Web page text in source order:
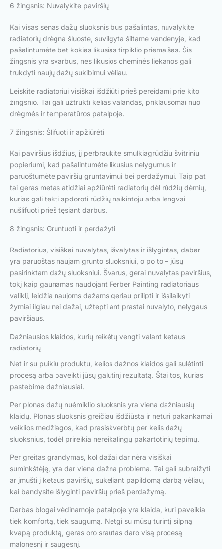
6 žingsnis: Nuvalykite paviršių
Kai visas senas dažų sluoksnis bus pašalintas, nuvalykite
radiatorių drėgna šluoste, suvilgyta šiltame vandenyje, kad
pašalintumėte bet kokias likusias tirpiklio priemaišas. Šis
žingsnis yra svarbus, nes likusios cheminės liekanos gali
trukdyti naujų dažų sukibimui vėliau.
Leiskite radiatoriui visiškai išdžiūti prieš pereidami prie kito
žingsnio. Tai gali užtrukti kelias valandas, priklausomai nuo
drėgmės ir temperatūros patalpoje.
7 žingsnis: Šlifuoti ir apžiūrėti
Kai paviršius išdžius, jį perbraukite smulkiagrūdžiu švitriniu
popieriumi, kad pašalintumėte likusius nelygumus ir
paruoštumėte paviršių gruntavimui bei perdažymui. Taip pat
tai geras metas atidžiai apžiūrėti radiatorių dėl rūdžių dėmių,
kurias gali tekti apdoroti rūdžių naikintoju arba lengvai
nušlifuoti prieš tęsiant darbus.
8 žingsnis: Gruntuoti ir perdažyti
Radiatorius, visiškai nuvalytas, išvalytas ir išlygintas, dabar
yra paruoštas naujam grunto sluoksniui, o po to – jūsų
pasirinktam dažų sluoksniui. Švarus, gerai nuvalytas paviršius,
tokį kaip gaunamas naudojant Ferber Painting radiatoriaus
valiklį, leidžia naujoms dažams geriau prilipti ir išsilaikyti
žymiai ilgiau nei dažai, užtepti ant prastai nuvalyto, nelygaus
paviršiaus.
Dažniausios klaidos, kurių reikėtų vengti valant ketaus
radiatorių
Net ir su puikiu produktu, kelios dažnos klaidos gali sulėtinti
procesą arba paveikti jūsų galutinį rezultatą. Štai tos, kurias
pastebime dažniausiai.
Per plonas dažų nuėmiklio sluoksnis yra viena dažniausių
klaidų. Plonas sluoksnis greičiau išdžiūsta ir neturi pakankamai
veiklios medžiagos, kad prasiskverbtų per kelis dažų
sluoksnius, todėl prireikia nereikalingų pakartotinių tepimų.
Per greitas grandymas, kol dažai dar nėra visiškai
suminkštėję, yra dar viena dažna problema. Tai gali subraižyti
ar įmušti į ketaus paviršių, sukeliant papildomą darbą vėliau,
kai bandysite išlyginti paviršių prieš perdažymą.
Darbas blogai vėdinamoje patalpoje yra klaida, kuri paveikia
tiek komfortą, tiek saugumą. Netgi su mūsų turintį silpną
kvapą produktą, geras oro srautas daro visą procesą
malonesnį ir saugesnį.